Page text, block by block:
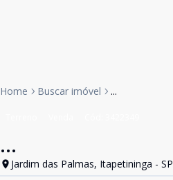
Home Buscar imóvel ...
...
Jardim das Palmas, Itapetininga - SP